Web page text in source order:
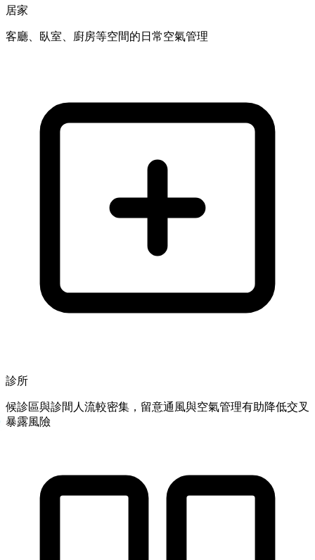
居家
客廳、臥室、廚房等空間的日常空氣管理
診所
候診區與診間人流較密集，留意通風與空氣管理有助降低交叉
暴露風險